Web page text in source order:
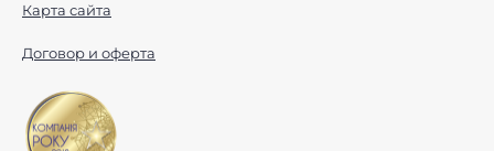
Карта сайта
Договор и оферта